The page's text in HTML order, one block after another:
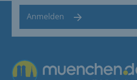
Anmelden
Übergreifende Links